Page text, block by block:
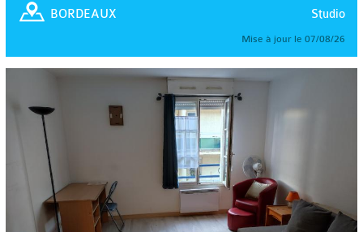
Studio
BORDEAUX
Mise à jour le 07/08/26